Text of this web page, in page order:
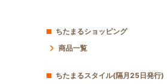
ちたまるショッピング
商品一覧
ちたまるスタイル(隔月25日発行)